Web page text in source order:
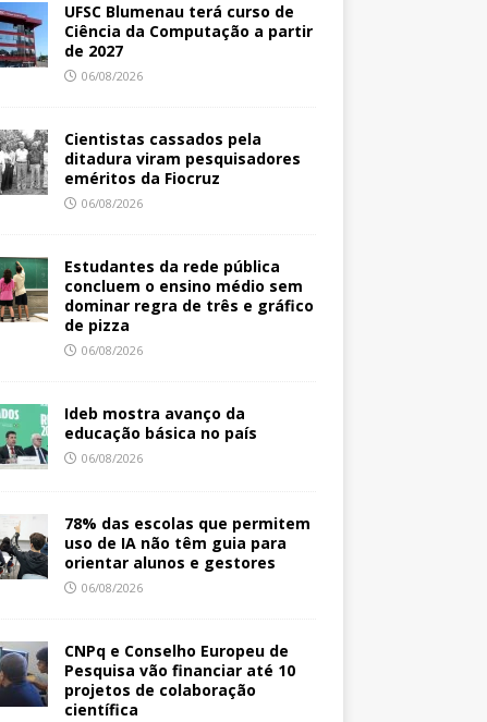
UFSC Blumenau terá curso de
Ciência da Computação a partir
de 2027
06/08/2026
Cientistas cassados pela
ditadura viram pesquisadores
eméritos da Fiocruz
06/08/2026
Estudantes da rede pública
concluem o ensino médio sem
dominar regra de três e gráfico
de pizza
06/08/2026
Ideb mostra avanço da
educação básica no país
06/08/2026
78% das escolas que permitem
uso de IA não têm guia para
orientar alunos e gestores
06/08/2026
CNPq e Conselho Europeu de
Pesquisa vão financiar até 10
projetos de colaboração
científica